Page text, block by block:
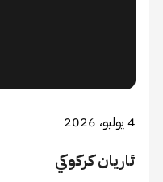
4 يوليو، 2026
ئاريان كركوكي